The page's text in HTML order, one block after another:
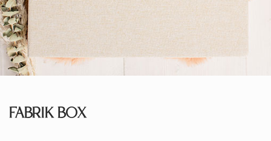
FABRIK BOX